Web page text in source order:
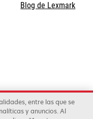
Blog de Lexmark
entre las que se
y anuncios. Al